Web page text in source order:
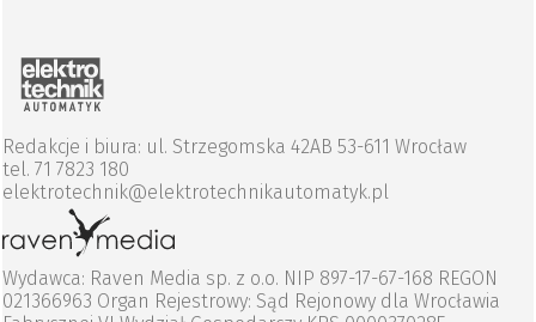
Redakcje i biura: ul. Strzegomska 42AB 53-611 Wrocław
tel. 71 7823 180
elektrotechnik@elektrotechnikautomatyk.pl
Wydawca: Raven Media sp. z o.o. NIP 897-17-67-168 REGON
021366963 Organ Rejestrowy: Sąd Rejonowy dla Wrocławia